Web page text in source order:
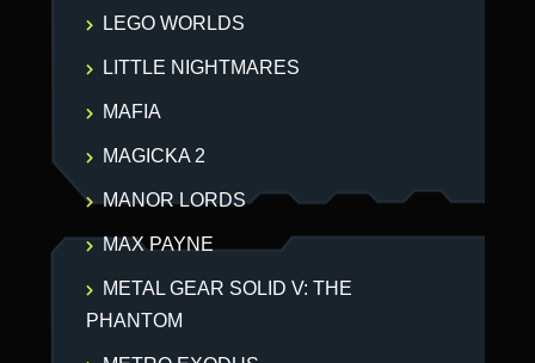
LEGO WORLDS
LITTLE NIGHTMARES
MAFIA
MAGICKA 2
MANOR LORDS
MAX PAYNE
METAL GEAR SOLID V: THE
PHANTOM